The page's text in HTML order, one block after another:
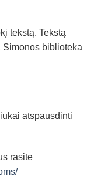
tekstą. Tekstą
Simonos biblioteka
atspausdinti
rasite